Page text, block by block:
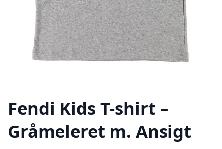
Fendi Kids T-shirt –
Gråmeleret m. Ansigt